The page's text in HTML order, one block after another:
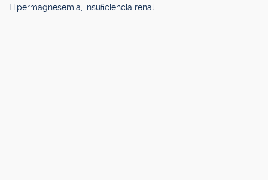
Hipermagnesemia, insuficiencia renal.